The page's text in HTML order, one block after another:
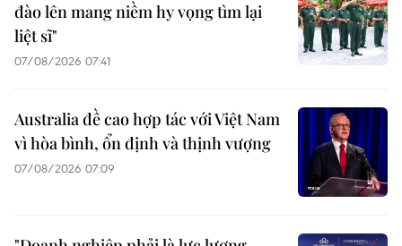
đào lên mang niềm hy vọng tìm lại
liệt sĩ"
07/08/2026 07:41
Australia đề cao hợp tác với Việt Nam
vì hòa bình, ổn định và thịnh vượng
07/08/2026 07:09